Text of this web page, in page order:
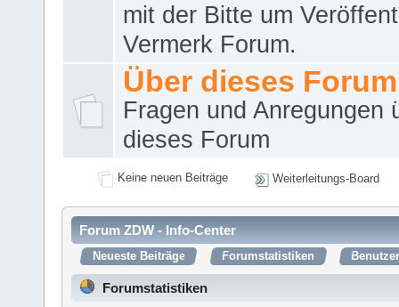
mit der Bitte um
Vermerk Forum.
Über dieses Forum
Fragen und Anregungen
dieses Forum
Keine neuen Beiträge Weiterleitungs-Board
Forum ZDW - Info-Center
Neueste Beiträge Forumstatistiken
Forumstatistiken